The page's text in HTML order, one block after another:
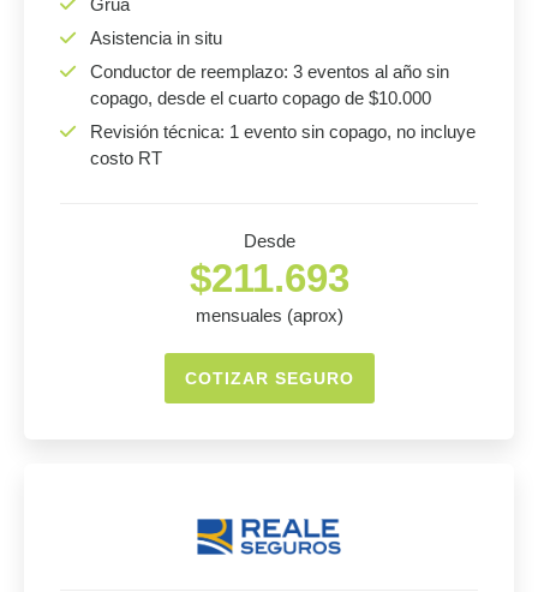
Grúa
Asistencia in situ
Conductor de reemplazo: 3 eventos al año sin
copago, desde el cuarto copago de $10.000
Revisión técnica: 1 evento sin copago, no incluye
costo RT
Desde
$211.693
mensuales (aprox)
COTIZAR SEGURO